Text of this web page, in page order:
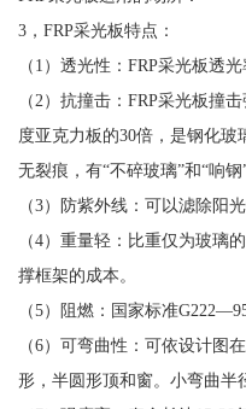
3，FRP采光板特点：
（1）透光性：FRP采光板透
（2）抗撞击：FRP采光板撞
度亚克力板的30倍，是钢化玻
无裂痕，有“不碎玻璃”和“响钢
（3）防紫外线：可以滤除阳
（4）重量轻：比重仅为玻璃
撑框架的成本。
（5）阻燃：国家标准
（6）可弯曲性：可依设计图
形，半圆形顶和窗。小弯曲半